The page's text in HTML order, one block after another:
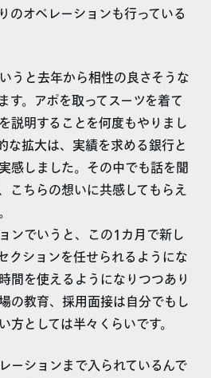
のオペレーションも行っている
うと去年から相性の良さそうな
す。アポを取ってスーツを着て
説明することを何度もやりまし
な拡大は、実績を求める銀行と
感しました。その中でも話を聞
こちらの想いに共感してもらえ
ンでいうと、この1カ月で新し
クションを任せられるようにな
間を使えるようになりつつあり
の教育、採用面接は自分でもし
方としては半々くらいです。
ーションまで入られているんで